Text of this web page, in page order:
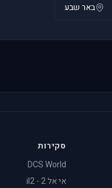
באר שבע
סקירות
DCS World
אי אל 2 - il2